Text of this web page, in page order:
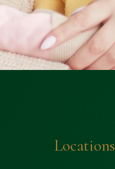
Locations